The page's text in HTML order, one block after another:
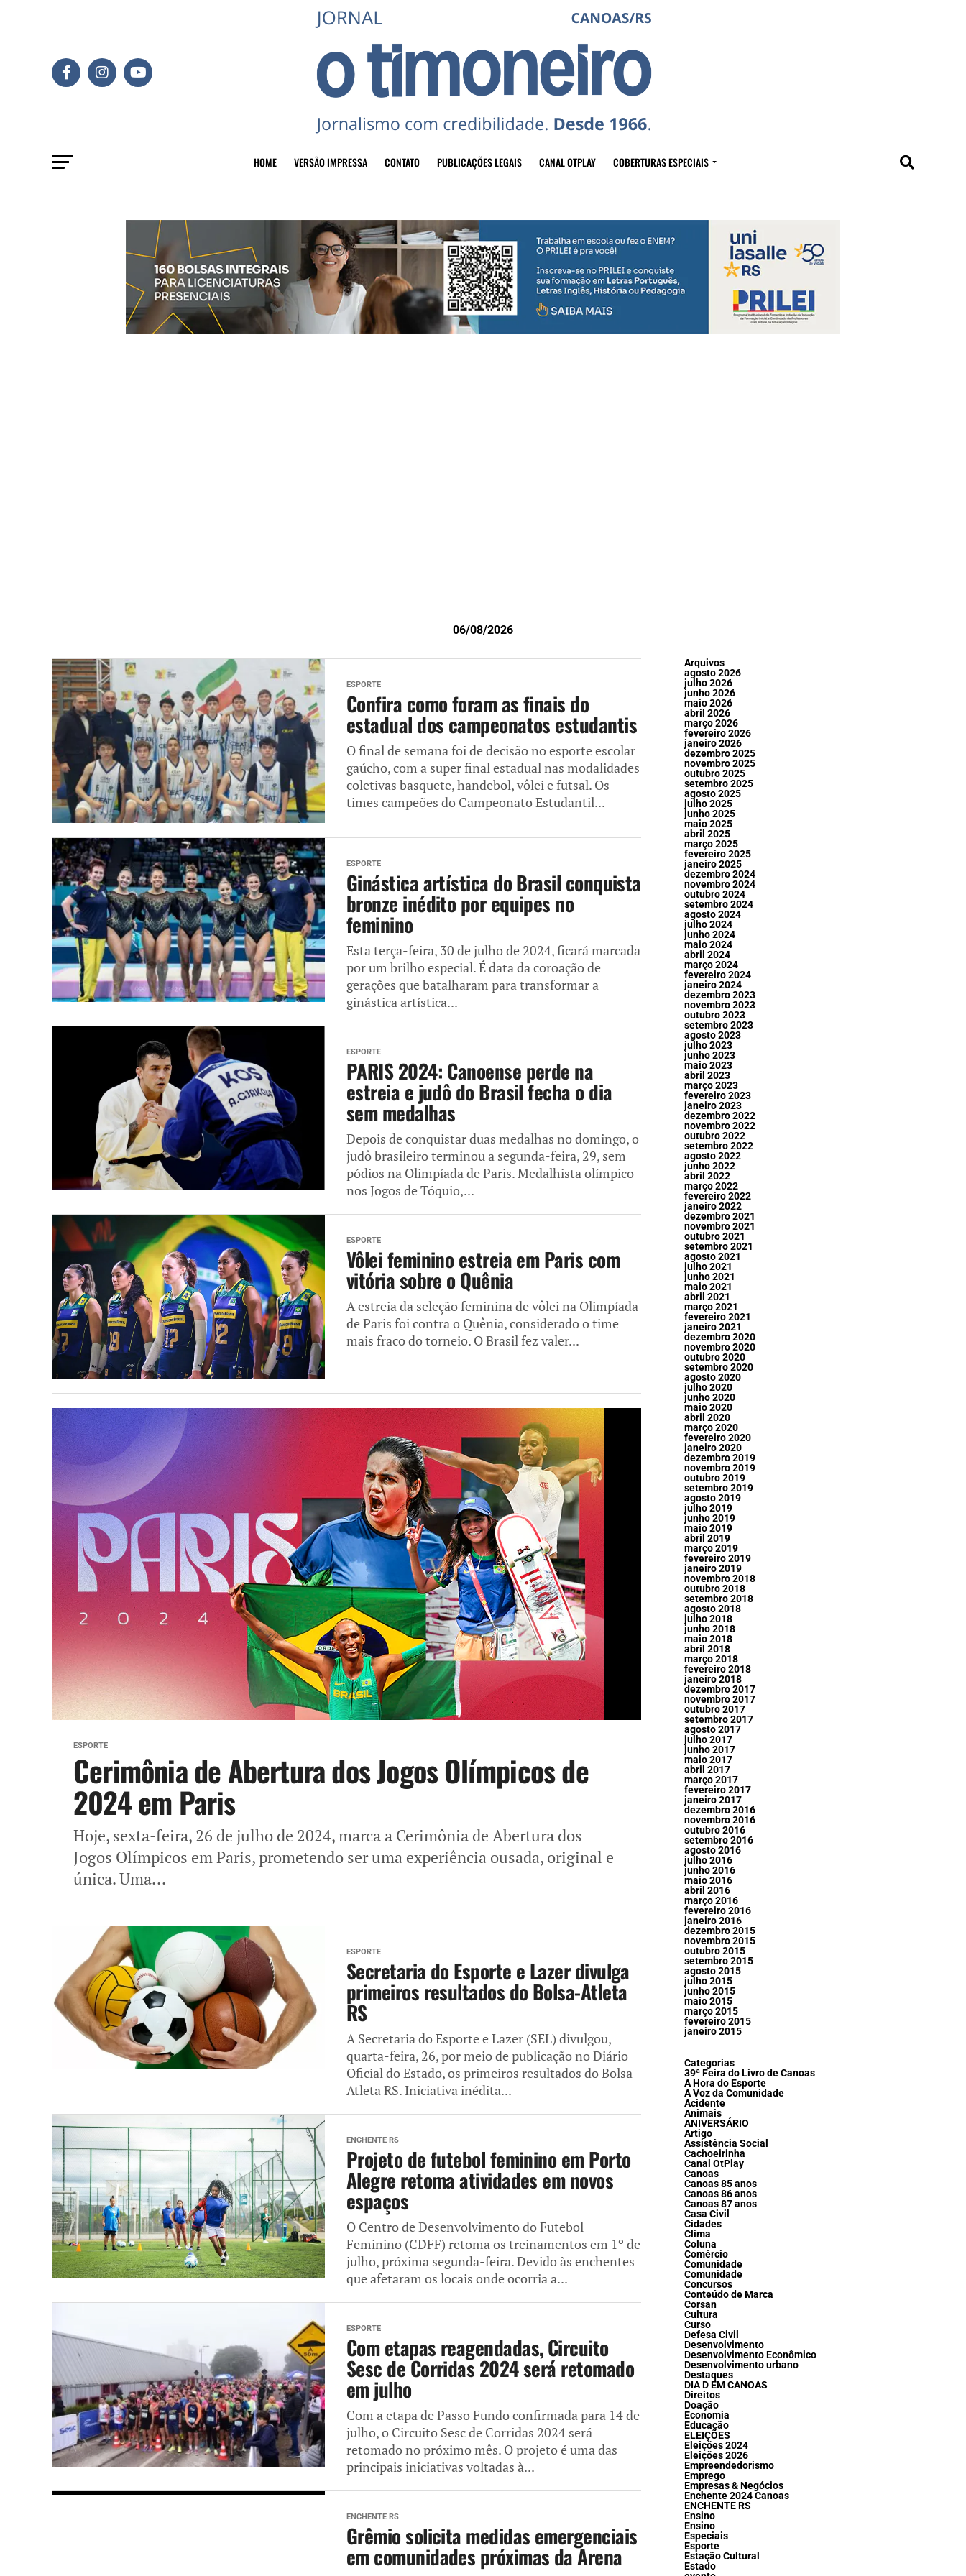
HOME VERSÃO IMPRESSA CONTATO PUBLICAÇÕES LEGAIS CANAL OTPLAY COBERTURAS ESPECIAIS
06/08/2026
ESPORTE
Confira como foram as finais do
estadual dos campeonatos estudantis
O final de semana foi de decisão no esporte escolar
gaúcho, com a super final estadual nas modalidades
coletivas basquete, handebol, vôlei e futsal. Os
times campeões do Campeonato Estudantil...
ESPORTE
Ginástica artística do Brasil conquista
bronze inédito por equipes no
feminino
Esta terça-feira, 30 de julho de 2024, ficará marcada
por um brilho especial. É data da coroação de
gerações que batalharam para transformar a
ginástica artística...
ESPORTE
PARIS 2024: Canoense perde na
estreia e judô do Brasil fecha o dia
sem medalhas
Depois de conquistar duas medalhas no domingo, o
judô brasileiro terminou a segunda-feira, 29, sem
pódios na Olimpíada de Paris. Medalhista olímpico
nos Jogos de Tóquio,...
ESPORTE
Vôlei feminino estreia em Paris com
vitória sobre o Quênia
A estreia da seleção feminina de vôlei na Olimpíada
de Paris foi contra o Quênia, considerado o time
mais fraco do torneio. O Brasil fez valer...
ESPORTE
Cerimônia de Abertura dos Jogos Olímpicos de
2024 em Paris
Hoje, sexta-feira, 26 de julho de 2024, marca a Cerimônia de Abertura dos
Jogos Olímpicos em Paris, prometendo ser uma experiência ousada, original e
única. Uma...
ESPORTE
Secretaria do Esporte e Lazer divulga
primeiros resultados do Bolsa-Atleta
RS
A Secretaria do Esporte e Lazer (SEL) divulgou,
quarta-feira, 26, por meio de publicação no Diário
Oficial do Estado, os primeiros resultados do Bolsa-
Atleta RS. Iniciativa inédita...
ENCHENTE RS
Projeto de futebol feminino em Porto
Alegre retoma atividades em novos
espaços
O Centro de Desenvolvimento do Futebol
Feminino (CDFF) retoma os treinamentos em 1º de
julho, próxima segunda-feira. Devido às enchentes
que afetaram os locais onde ocorria a...
ESPORTE
Com etapas reagendadas, Circuito
Sesc de Corridas 2024 será retomado
em julho
Com a etapa de Passo Fundo confirmada para 14 de
julho, o Circuito Sesc de Corridas 2024 será
retomado no próximo mês. O projeto é uma das
principais iniciativas voltadas à...
ENCHENTE RS
Grêmio solicita medidas emergenciais
em comunidades próximas da Arena
Arquivos
agosto 2026
julho 2026
junho 2026
maio 2026
abril 2026
março 2026
fevereiro 2026
janeiro 2026
dezembro 2025
novembro 2025
outubro 2025
setembro 2025
agosto 2025
julho 2025
junho 2025
maio 2025
abril 2025
março 2025
fevereiro 2025
janeiro 2025
dezembro 2024
novembro 2024
outubro 2024
setembro 2024
agosto 2024
julho 2024
junho 2024
maio 2024
abril 2024
março 2024
fevereiro 2024
janeiro 2024
dezembro 2023
novembro 2023
outubro 2023
setembro 2023
agosto 2023
julho 2023
junho 2023
maio 2023
abril 2023
março 2023
fevereiro 2023
janeiro 2023
dezembro 2022
novembro 2022
outubro 2022
setembro 2022
agosto 2022
junho 2022
abril 2022
março 2022
fevereiro 2022
janeiro 2022
dezembro 2021
novembro 2021
outubro 2021
setembro 2021
agosto 2021
julho 2021
junho 2021
maio 2021
abril 2021
março 2021
fevereiro 2021
janeiro 2021
dezembro 2020
novembro 2020
outubro 2020
setembro 2020
agosto 2020
julho 2020
junho 2020
maio 2020
abril 2020
março 2020
fevereiro 2020
janeiro 2020
dezembro 2019
novembro 2019
outubro 2019
setembro 2019
agosto 2019
julho 2019
junho 2019
maio 2019
abril 2019
março 2019
fevereiro 2019
janeiro 2019
novembro 2018
outubro 2018
setembro 2018
agosto 2018
julho 2018
junho 2018
maio 2018
abril 2018
março 2018
fevereiro 2018
janeiro 2018
dezembro 2017
novembro 2017
outubro 2017
setembro 2017
agosto 2017
julho 2017
junho 2017
maio 2017
abril 2017
março 2017
fevereiro 2017
janeiro 2017
dezembro 2016
novembro 2016
outubro 2016
setembro 2016
agosto 2016
julho 2016
junho 2016
maio 2016
abril 2016
março 2016
fevereiro 2016
janeiro 2016
dezembro 2015
novembro 2015
outubro 2015
setembro 2015
agosto 2015
julho 2015
junho 2015
maio 2015
março 2015
fevereiro 2015
janeiro 2015
Categorias
39ª Feira do Livro de Canoas
A Hora do Esporte
A Voz da Comunidade
Acidente
Animais
ANIVERSÁRIO
Artigo
Assistência Social
Cachoeirinha
Canal OtPlay
Canoas
Canoas 85 anos
Canoas 86 anos
Canoas 87 anos
Casa Civil
Cidades
Clima
Coluna
Comércio
Comunidade
Comunidade
Concursos
Conteúdo de Marca
Corsan
Cultura
Curso
Defesa Civil
Desenvolvimento
Desenvolvimento Econômico
Desenvolvimento urbano
Destaques
DIA D EM CANOAS
Direitos
Doação
Economia
Educação
ELEIÇÕES
Eleições 2024
Eleições 2026
Empreendedorismo
Emprego
Empresas & Negócios
Enchente 2024 Canoas
ENCHENTE RS
Ensino
Ensino
Especiais
Esporte
Estação Cultural
Estado